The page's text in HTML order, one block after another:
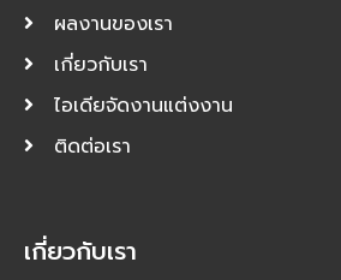
ผลงานของเรา
เกี่ยวกับเรา
ไอเดียจัดงานแต่งงาน
ติดต่อเรา
เกี่ยวกับเรา